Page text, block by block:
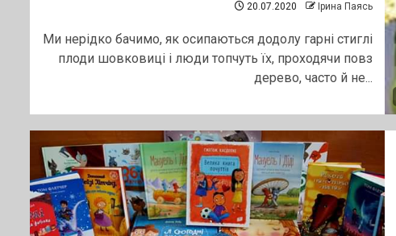
20.07.2020 Ірина Паясь
Ми нерідко бачимо, як осипаються додолу гарні стиглі
плоди шовковиці і люди топчуть їх, проходячи повз
дерево, часто й не...